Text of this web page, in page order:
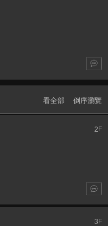
看全部 倒序瀏覽
2F
3F